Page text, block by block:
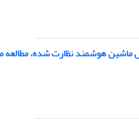
هوشمند نظارت شده، مطالعه